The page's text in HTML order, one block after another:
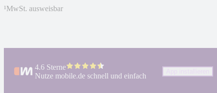
¹MwSt. ausweisbar
4.6 Sterne
Nutze mobile.de schnell und einfach